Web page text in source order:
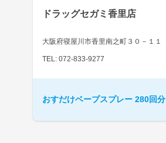
ドラッグセガミ香里店
大阪府寝屋川市香里南之町３０－１１
TEL: 072-833-9277
おすだけベープスプレー 280回分